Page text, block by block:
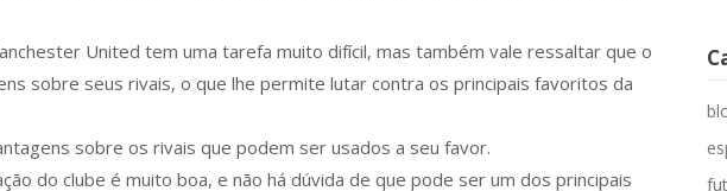
United tem uma tarefa muito difícil, mas também vale ressaltar que o
sobre seus rivais, o que lhe permite lutar contra os principais favoritos da
sobre os rivais que podem ser usados a seu favor.
do clube é muito boa, e não há dúvida de que pode ser um dos principais